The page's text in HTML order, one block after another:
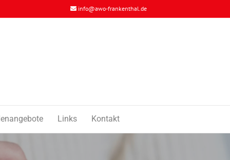
info@awo-frankenthal.de
Links Kontakt